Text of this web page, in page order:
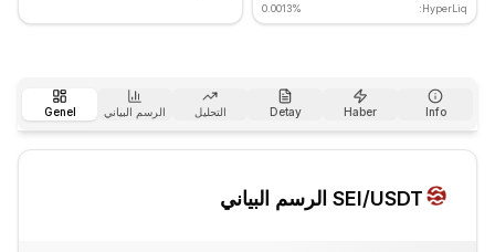
HyperLiq:
0.0013%
Genel الرسم البياني التحليل Detay Haber Info
SEI/USDT الرسم البياني